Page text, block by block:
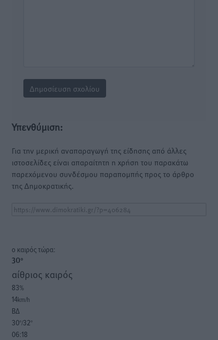
Υπενθύμιση:
Για την μερική αναπαραγωγή της είδησης από άλλες
ιστοσελίδες είναι απαραίτητη η χρήση του παρακάτω
παρεχόμενου συνδέσμου παραπομπής προς το άρθρο
της Δημοκρατικής.
o καιρός τώρα:
30°
αίθριος καιρός
83%
14km/h
ΒΔ
30°/32°
06:18